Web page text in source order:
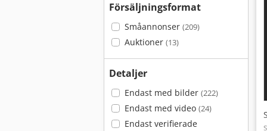
Försäljningsformat
Småannonser (209)
Auktioner (13)
Detaljer
Endast med bilder (222)
Endast med video (24)
Endast verifierade